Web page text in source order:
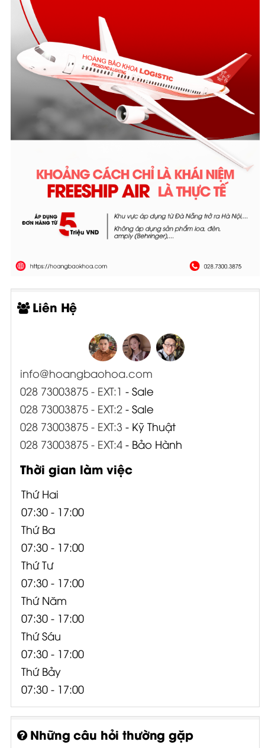
Liên Hệ
info@hoangbaohoa.com
028 73003875 - EXT:1 - Sale
028 73003875 - EXT:2- Sale
028 73003875 - EXT:3 - Kỹ Thuật
028 73003875 - EXT:4- Bảo Hành
Thời gian làm việc
Thứ Hai
07:30 - 17:00
Thứ Ba
07:30 - 17:00
Thứ Tư
07:30 - 17:00
Thứ Năm
07:30 - 17:00
Thứ Sáu
07:30 - 17:00
Thứ Bảy
07:30 - 17:00
Những câu hỏi thường gặp